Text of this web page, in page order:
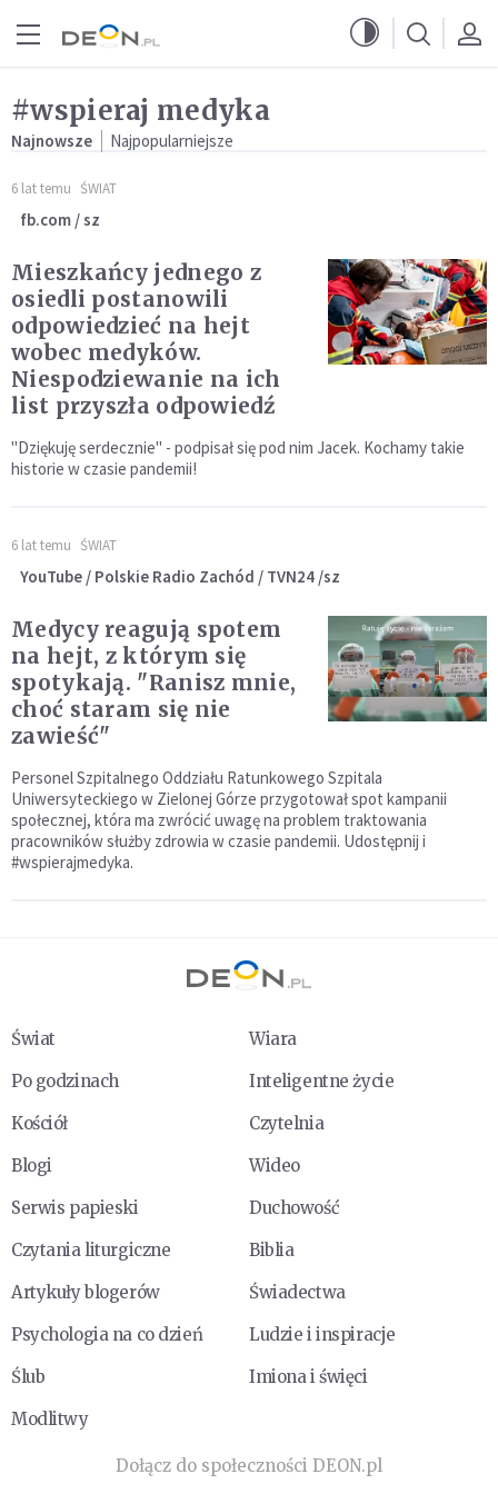
#wspieraj medyka
Najnowsze Najpopularniejsze
6 lat temu ŚWIAT
fb.com / sz
Mieszkańcy jednego z
osiedli postanowili
odpowiedzieć na hejt
wobec medyków.
Niespodziewanie na ich
list przyszła odpowiedź
"Dziękuję serdecznie" - podpisał się pod nim Jacek. Kochamy takie
historie w czasie pandemii!
6 lat temu ŚWIAT
YouTube / Polskie Radio Zachód / TVN24 /sz
Medycy reagują spotem
na hejt, z którym się
spotykają. "Ranisz mnie,
choć staram się nie
zawieść"
Personel Szpitalnego Oddziału Ratunkowego Szpitala
Uniwersyteckiego w Zielonej Górze przygotował spot kampanii
społecznej, która ma zwrócić uwagę na problem traktowania
pracowników służby zdrowia w czasie pandemii. Udostępnij i
#wspierajmedyka.
Świat
Wiara
Po godzinach
Inteligentne życie
Kościół
Czytelnia
Blogi
Wideo
Serwis papieski
Duchowość
Czytania liturgiczne
Biblia
Artykuły blogerów
Świadectwa
Psychologia na co dzień
Ludzie i inspiracje
Ślub
Imiona i święci
Modlitwy
Dołącz do społeczności DEON.pl